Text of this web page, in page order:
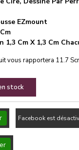
EZmount
Cm X 1,3 Cm
vous rapportera 11.7
stock
Facebook est